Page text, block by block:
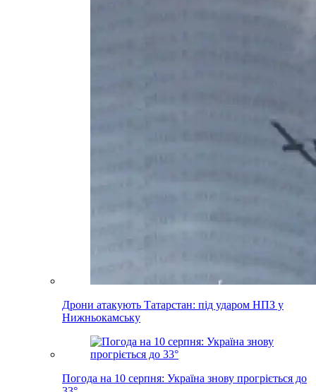
Дрони атакують Татарстан: під ударом НПЗ у
Нижньокамську
Погода на 10 серпня: Україна знову прогріється до